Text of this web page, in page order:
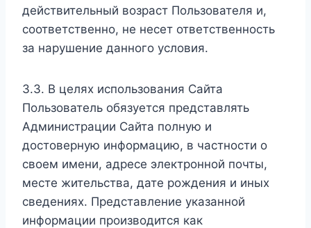
действительный возраст Пользователя и,
соответственно, не несет ответственность
за нарушение данного условия.
3.3. В целях использования Сайта
Пользователь обязуется представлять
Администрации Сайта полную и
достоверную информацию, в частности о
своем имени, адресе электронной почты,
месте жительства, дате рождения и иных
сведениях. Представление указанной
информации производится как